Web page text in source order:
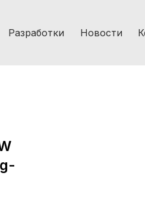
Разработки Новости